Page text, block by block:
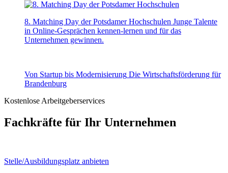
8. Matching Day der Potsdamer Hochschulen Junge Talente
in Online-Gesprächen kennen-lernen und für das
Unternehmen gewinnen.
Von Startup bis Modernisierung Die Wirtschaftsförderung für
Brandenburg
Kostenlose Arbeitgeberservices
Fachkräfte für Ihr Unternehmen
Stelle/Ausbildungsplatz anbieten